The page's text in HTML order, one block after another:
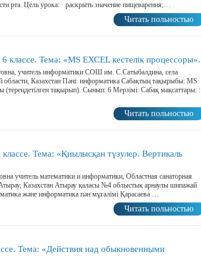
рта. Цель урока: · раскрыть значение пищеварения;…
Читать польностью
классе. Тема: «MS ЕХСЕL кестелік процессоры».
учитель информатики СОШ им. С.Сатыбалдина, села
Казахстан Пәні: информатика Сабақтың тақырыбы: MS
(тереңдетілген тақырып). Сынып: 6 Мерзімі: Сабақ мақсаттары: :
Читать польностью
Тема: «Қиылысқан түзулер. Вертикаль
учитель математики и информатики, Областная санаторная
Казахстан Атырау қаласы №4 облыстық арнаулы шипажай
және информатика пән мұғалімі Қарасаева …
Читать польностью
Тема: «Действия над обыкновенными